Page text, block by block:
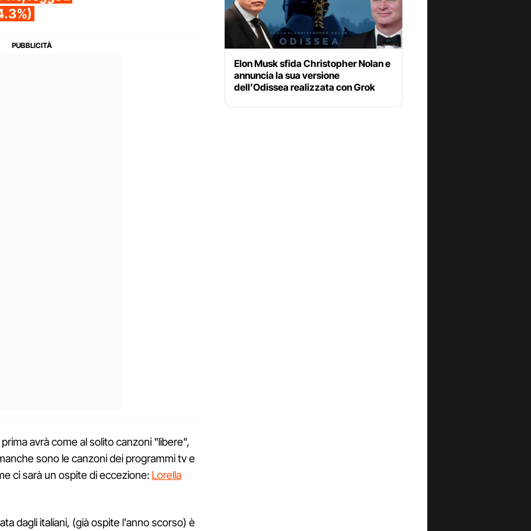
avrà come al solito canzoni "libere",
sono le canzoni dei programmi tv e
ci sarà un ospite di eccezione: Lorella
dagli italiani, (già ospite l'anno scorso) è
Elon Musk sfida Christopher Nolan e
annuncia la sua versione
dell’Odissea realizzata con Grok